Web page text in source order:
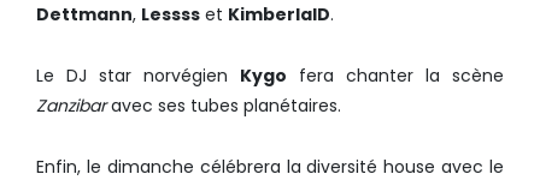
Dettmann, Lessss et KimberlaID.
Le DJ star norvégien Kygo fera chanter la scène
Zanzibaravec ses tubes planétaires.
Enfin, le dimanche célébrera la diversité house avec le